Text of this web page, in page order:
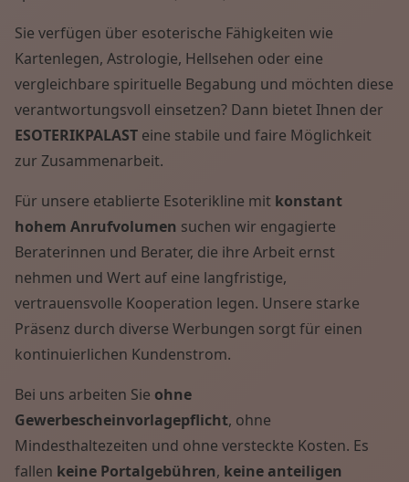
Sie verfügen über esoterische Fähigkeiten wie
Kartenlegen, Astrologie, Hellsehen oder eine
vergleichbare spirituelle Begabung und möchten diese
verantwortungsvoll einsetzen? Dann bietet Ihnen der
ESOTERIKPALAST eine stabile und faire Möglichkeit
zur Zusammenarbeit.
Für unsere etablierte Esoterikline mit konstant
hohem Anrufvolumen suchen wir engagierte
Beraterinnen und Berater, die ihre Arbeit ernst
nehmen und Wert auf eine langfristige,
vertrauensvolle Kooperation legen. Unsere starke
Präsenz durch diverse Werbungen sorgt für einen
kontinuierlichen Kundenstrom.
Bei uns arbeiten Sie ohne
Gewerbescheinvorlagepflicht, ohne
Mindesthaltezeiten und ohne versteckte Kosten. Es
fallen keine Portalgebühren, keine anteiligen